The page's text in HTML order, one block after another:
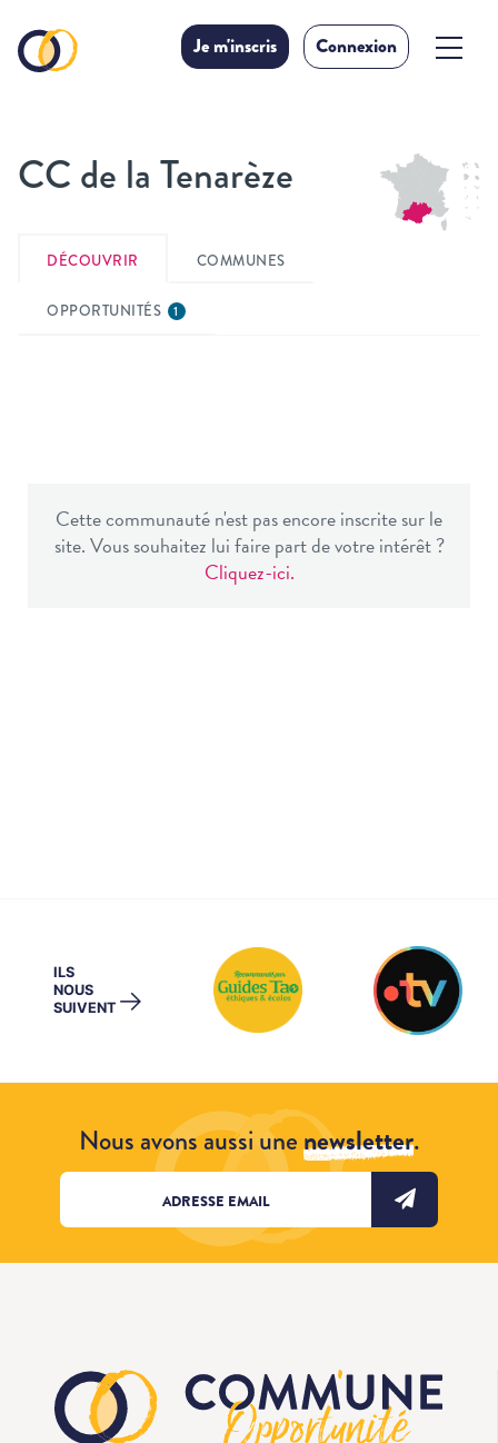
Je m'inscris Connexion
CC de la Tenarèze
DÉCOUVRIR COMMUNES
OPPORTUNITÉS 1
Cette communauté n'est pas encore inscrite sur le
site. Vous souhaitez lui faire part de votre intérêt ?
Cliquez-ici.
ILS
NOUS
SUIVENT →
Nous avons aussi unenewsletter.